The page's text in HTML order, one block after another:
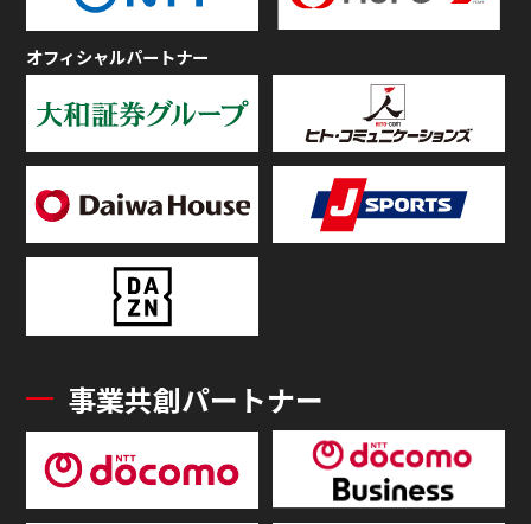
オフィシャルパートナー
事業共創パートナー